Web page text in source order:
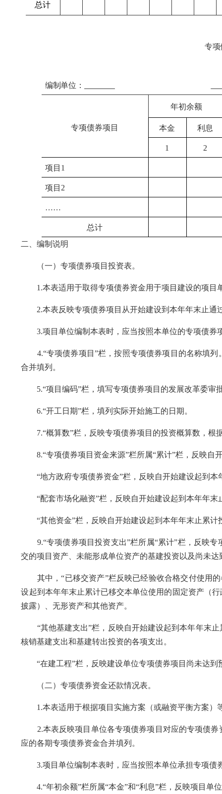
总计
专项
编制单位：
年初余额
专项债券项目 本金 利息
1 2
项目1
项目2
……
总计
二、编制说明
（一）专项债券项目投资表。
1.本表适用于取得专项债券资金用于项目建设的项目
2.本表反映专项债券项目从开始建设到本年年末止通
3.项目单位编制本表时，应当按照本单位的专项债券
4.“专项债券项目”栏，按照专项债券项目的名称填列
合并填列。
5.“项目编码”栏，填写专项债券项目的发展改革委审
6.“开工日期”栏，填列实际开始施工的日期。
7.“概算数”栏，反映专项债券项目的投资概算数，根
8.“专项债券项目资金来源”栏所属“累计”栏，反映自
“地方政府专项债券资金”栏，反映自开始建设起到本
“配套市场化融资”栏，反映自开始建设起到本年年末
“其他资金”栏，反映自开始建设起到本年年末止累计
9.“专项债券项目投资支出”栏所属“累计”栏，反映专
交的项目资产、未能形成单位资产的基建投资以及尚未
其中，“已移交资产”栏反映已经验收合格交付使用的
设起到本年年末止累计已移交本单位使用的固定资产（
披露）、无形资产和其他资产。
“其他基建支出”栏，反映自开始建设起到本年年末止
核销基建支出和基建转出投资的各项支出。
“在建工程”栏，反映建设单位专项债券项目尚未达到
（二）专项债券资金还款情况表。
1.本表适用于根据项目实施方案（或融资平衡方案）
2.本表反映项目单位各专项债券项目对应的专项债券
应的各期专项债券资金合并填列。
3.项目单位编制本表时，应当按照本单位承担专项债
4.“年初余额”栏所属“本金”和“利息”栏，反映项目单